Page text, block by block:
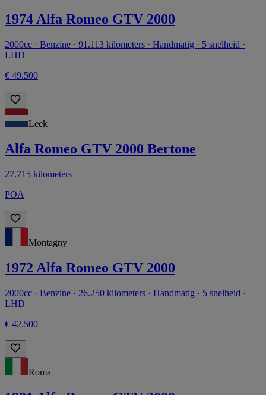
1974 Alfa Romeo GTV 2000
2000cc · Benzine · 91.113 kilometers · Handmatig · 5 snelheid ·
LHD
€ 49.500
Leek
Alfa Romeo GTV 2000 Bertone
27.715 kilometers
POA
Montagny
1972 Alfa Romeo GTV 2000
2000cc · Benzine · 26.250 kilometers · Handmatig · 5 snelheid ·
LHD
€ 42.500
Roma